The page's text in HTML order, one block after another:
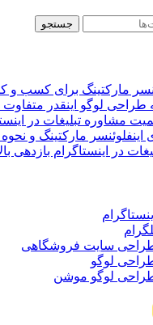
جستجو
مارکتینگ برای
طراحی لوگو اینقدر
مارکتینگ و نحوه
در اینستاگرام بازدهی
سایت فروشگاهی
لوگو
لوگو موشن